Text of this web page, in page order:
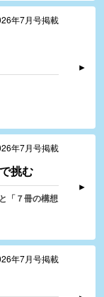
年7月号掲載
年7月号掲載
挑む
「７冊の構想
年7月号掲載